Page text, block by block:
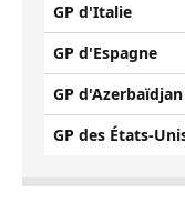
GP d'Italie
GP d'Espagne
GP d'Azerbaïdjan
GP des États-